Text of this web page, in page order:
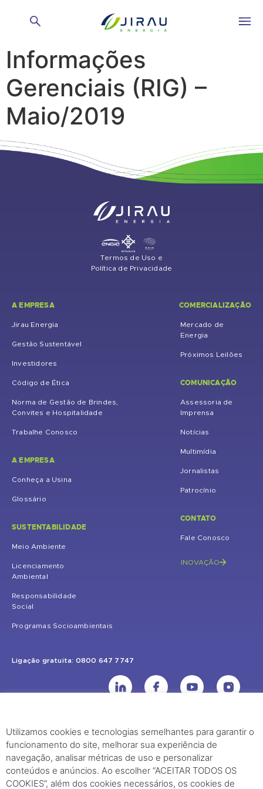
Relatório de
Informações
Gerenciais (RIG) –
Maio/2019
Termos de Uso e
Política de Privacidade
A EMPRESA
Jirau Energia
Gestão Sustentável
Investidores
Código de Ética
Norma de Gestão de Brindes,
Convites e Hospitalidade
Trabalhe Conosco
A EMPRESA
Conheça a Usina
Glossário
SUSTENTABILIDADE
Meio Ambiente
Licenciamento
Ambiental
Responsabilidade
Social
Programas Socioambientais
COMERCIALIZAÇÃO
Mercado de
Energia
Próximos Leilões
COMUNICAÇÃO
Assessoria de
Imprensa
Notícias
Multimídia
Jornalistas
Patrocínio
CONTATO
Fale Conosco
INOVAÇÃO
Ligação gratuita: 0800 647 7747
UHE Jirau
Rodovia BR-364, KM 824 S/Nº - Distrito de Jaci Paraná – Porto Velho
(RO) – CEP: 76840-000 – Telefone: (69) 2182.8600
Utilizamos cookies e tecnologias semelhantes para garantir o
funcionamento do site, melhorar sua experiência de
navegação, analisar métricas de uso e personalizar
conteúdos e anúncios. Ao escolher “ACEITAR TODOS OS
COOKIES”, além dos cookies necessários, os cookies de